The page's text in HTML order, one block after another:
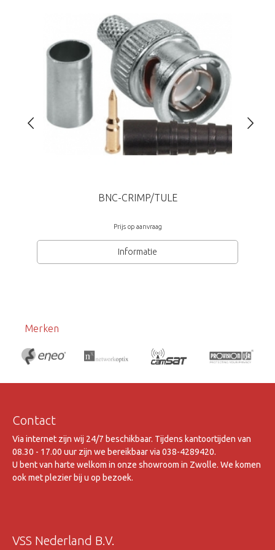
BNC-CRIMP/TULE
Prijs op aanvraag
Informatie
Merken
Contact
Via internet zijn wij 24/7 beschikbaar. Tijdens kantoortijden van
08.30 - 17.00 uur zijn we bereikbaar via 038-4289420.
U bent van harte welkom in onze showroom in Zwolle. We komen
ook met plezier bij u op bezoek.
VSS Nederland B.V.